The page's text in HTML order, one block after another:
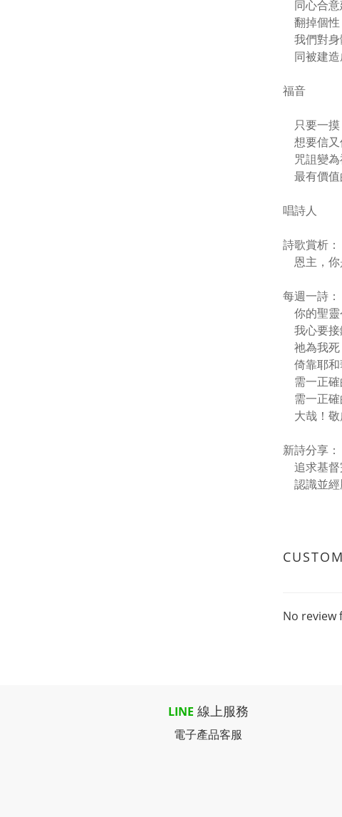
同心合意
翻掉個性
我們對身
同被建造
福音
只要一摸
想要信又
咒詛變為
最有價值
唱詩人
詩歌賞析：
恩主，你
每週一詩：
你的聖靈
我心要接
祂為我死
倚靠耶和
需一正確
需一正確
大哉！敬
新詩分享：
追求基督
認識並經
No
LINE 線上服務
電子產品客服